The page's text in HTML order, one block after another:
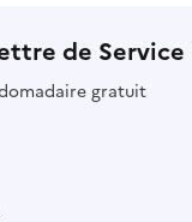
de
gratuit